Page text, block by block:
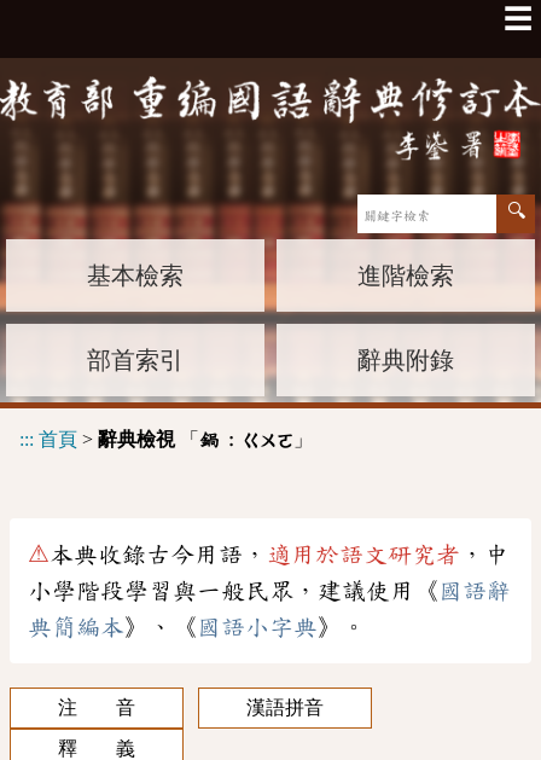
☰
基本檢索 進階檢索
部首索引 辭典附錄
::: 首頁 > 辭典檢視「 鍋 : ㄍㄨㄛ 」
⚠本典收錄古今用語， 適用於語文研究者 ，中
小學階段學習與一般民眾，建議使用《 國語辭
典簡編本》、《 國語小字典》。
注 音
漢語拼音
釋 義